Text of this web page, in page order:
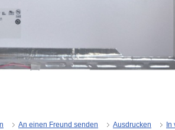
An einen Freund senden Ausdrucken In